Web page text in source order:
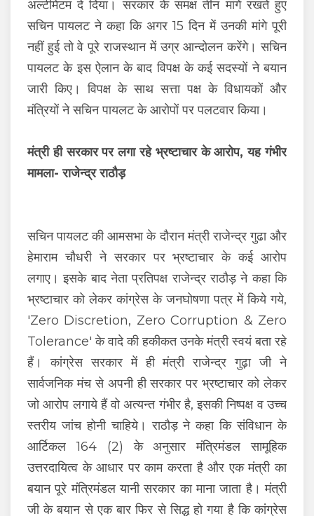
अल्टीमेटम दे दिया। सरकार के समक्ष तीन मांगें रखते हुए
सचिन पायलट ने कहा कि अगर 15 दिन में उनकी मांगे पूरी
नहीं हुई तो वे पूरे राजस्थान में उग्र आन्दोलन करेंगे। सचिन
पायलट के इस ऐलान के बाद विपक्ष के कई सदस्यों ने बयान
जारी किए। विपक्ष के साथ सत्ता पक्ष के विधायकों और
मंत्रियों ने सचिन पायलट के आरोपों पर पलटवार किया।
मंत्री ही सरकार पर लगा रहे भ्रष्टाचार के आरोप, यह गंभीर
मामला- राजेन्द्र राठौड़
सचिन पायलट की आमसभा के दौरान मंत्री राजेन्द्र गुढा और
हेमाराम चौधरी ने सरकार पर भ्रष्टाचार के कई आरोप
लगाए। इसके बाद नेता प्रतिपक्ष राजेन्द्र राठौड़ ने कहा कि
भ्रष्टाचार को लेकर कांग्रेस के जनघोषणा पत्र में किये गये,
'Zero Discretion, Zero Corruption & Zero
Tolerance' के वादे की हकीकत उनके मंत्री स्वयं बता रहे
हैं। कांग्रेस सरकार में ही मंत्री राजेन्द्र गुढ़ा जी ने
सार्वजनिक मंच से अपनी ही सरकार पर भ्रष्टाचार को लेकर
जो आरोप लगाये हैं वो अत्यन्त गंभीर है, इसकी निष्पक्ष व उच्च
स्तरीय जांच होनी चाहिये। राठौड़ ने कहा कि संविधान के
आर्टिकल 164 (2) के अनुसार मंत्रिमंडल सामूहिक
उत्तरदायित्व के आधार पर काम करता है और एक मंत्री का
बयान पूरे मंत्रिमंडल यानी सरकार का माना जाता है। मंत्री
जी के बयान से एक बार फिर से सिद्ध हो गया है कि कांग्रेस